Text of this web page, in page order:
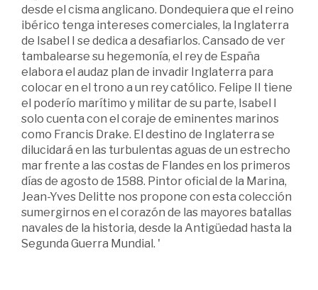
desde el cisma anglicano. Dondequiera que el reino
ibérico tenga intereses comerciales, la Inglaterra
de Isabel I se dedica a desafiarlos. Cansado de ver
tambalearse su hegemonía, el rey de España
elabora el audaz plan de invadir Inglaterra para
colocar en el trono a un rey católico. Felipe II tiene
el poderío marítimo y militar de su parte, Isabel I
solo cuenta con el coraje de eminentes marinos
como Francis Drake. El destino de Inglaterra se
dilucidará en las turbulentas aguas de un estrecho
mar frente a las costas de Flandes en los primeros
días de agosto de 1588. Pintor oficial de la Marina,
Jean-Yves Delitte nos propone con esta colección
sumergirnos en el corazón de las mayores batallas
navales de la historia, desde la Antigüedad hasta la
Segunda Guerra Mundial. '